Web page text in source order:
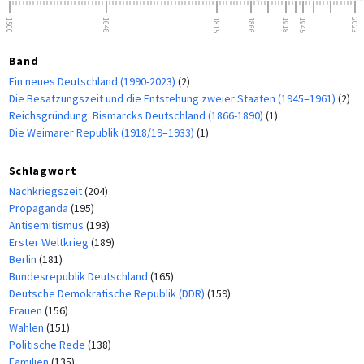
1500 1648 1815 1866 1918 1945 2023
Band
Ein neues Deutschland (1990-2023) (2)
Die Besatzungszeit und die Entstehung zweier Staaten (1945–1961) (2)
Reichsgründung: Bismarcks Deutschland (1866-1890) (1)
Die Weimarer Republik (1918/19–1933) (1)
Schlagwort
Nachkriegszeit(204)
Propaganda (195)
Antisemitismus (193)
Erster Weltkrieg (189)
Berlin (181)
Bundesrepublik Deutschland (165)
Deutsche Demokratische Republik (DDR) (159)
Frauen (156)
Wahlen (151)
Politische Rede (138)